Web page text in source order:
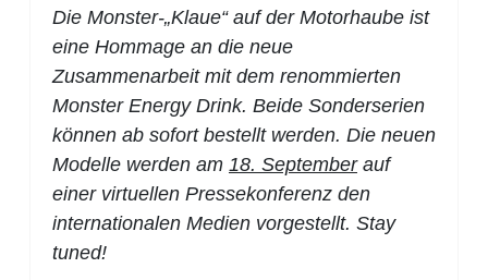
Die Monster-„Klaue“ auf der Motorhaube ist
eine Hommage an die neue
Zusammenarbeit mit dem renommierten
Monster Energy Drink. Beide Sonderserien
können ab sofort bestellt werden. Die neuen
Modelle werden am 18. September auf
einer virtuellen Pressekonferenz den
internationalen Medien vorgestellt. Stay
tuned!